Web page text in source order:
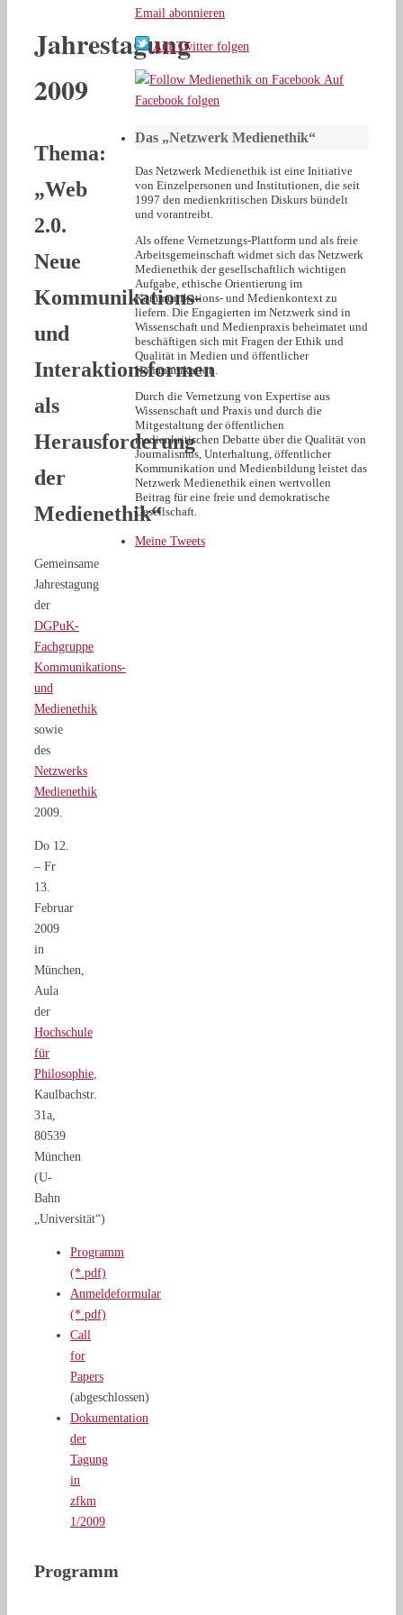
Jahrestagung
2009
Thema:
„Web
2.0.
Neue
Kommunikations-
und
Interaktionsformen
als
Herausforderung
der
Medienethik“
Gemeinsame
Jahrestagung
der
DGPuK-
Fachgruppe
Kommunikations-
und
Medienethik
sowie
des
Netzwerks
Medienethik
2009.
Do 12.
– Fr
13.
Februar
2009
in
München,
Aula
der
Hochschule
für
Philosophie
Kaulbachstr.
31a,
80539
München
(U-
Bahn
„Universität“)
Programm
(*.pdf)
Anmeldeformular
(*.pdf)
Call
for
Papers
(abgeschlossen)
Dokumentation
der
Tagung
in
zfkm
1/2009
Programm
Email abonnieren
Auf Twitter folgen
Auf
Facebook folgen
Das „Netzwerk Medienethik“
Das Netzwerk Medienethik ist eine Initiative
von Einzelpersonen und Institutionen, die seit
1997 den medienkritischen Diskurs bündelt
und vorantreibt.
Als offene Vernetzungs-Plattform und als freie
Arbeitsgemeinschaft widmet sich das Netzwerk
Medienethik der gesellschaftlich wichtigen
Aufgabe, ethische Orientierung im
Kommunikations- und Medienkontext zu
liefern. Die Engagierten im Netzwerk sind in
Wissenschaft und Medienpraxis beheimatet und
beschäftigen sich mit Fragen der Ethik und
Qualität in Medien und öffentlicher
Kommunikation.
Durch die Vernetzung von Expertise aus
Wissenschaft und Praxis und durch die
Mitgestaltung der öffentlichen
medienkritischen Debatte über die Qualität von
Journalismus, Unterhaltung, öffentlicher
Kommunikation und Medienbildung leistet das
Netzwerk Medienethik einen wertvollen
Beitrag für eine freie und demokratische
Gesellschaft.
Meine Tweets